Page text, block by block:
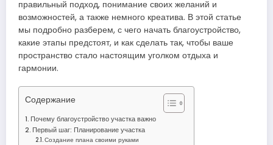
правильный подход, понимание своих желаний и
возможностей, а также немного креатива. В этой статье
мы подробно разберем, с чего начать благоустройство,
какие этапы предстоят, и как сделать так, чтобы ваше
пространство стало настоящим уголком отдыха и
гармонии.
Содержание
Почему благоустройство участка важно
Первый шаг: Планирование участка
Создание плана своими руками